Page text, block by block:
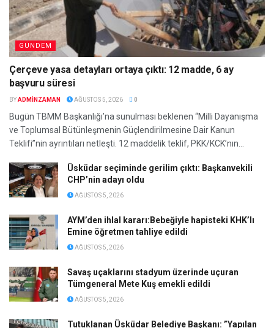
GÜNDEM
Çerçeve yasa detayları ortaya çıktı: 12 madde, 6 ay
başvuru süresi
BYADMINZAMAN AĞUSTOS 5, 2026 0
Bugün TBMM Başkanlığı’na sunulması beklenen “Milli Dayanışma
ve Toplumsal Bütünleşmenin Güçlendirilmesine Dair Kanun
Teklifi”nin ayrıntıları netleşti. 12 maddelik teklif, PKK/KCK’nın...
Üsküdar seçiminde gerilim çıktı: Başkanvekili
CHP’nin adayı oldu
AĞUSTOS 5, 2026
AYM’den ihlal kararı:Bebeğiyle hapisteki KHK’lı
Emine öğretmen tahliye edildi
AĞUSTOS 5, 2026
Savaş uçaklarını stadyum üzerinde uçuran
Tümgeneral Mete Kuş emekli edildi
AĞUSTOS 5, 2026
Tutuklanan Üsküdar Belediye Başkanı: ”Yapılan